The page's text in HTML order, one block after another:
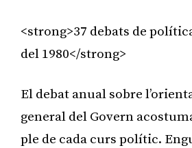
<strong>37 debats de
del 1980</strong>
El debat anual sobre
general del Govern
ple de cada curs polític.